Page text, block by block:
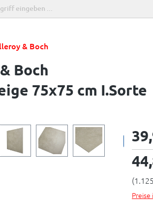
& Boch
Boch
75x75 cm I.Sorte
Preise